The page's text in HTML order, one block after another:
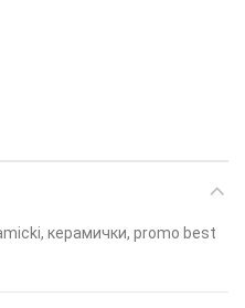
керамички, promo best